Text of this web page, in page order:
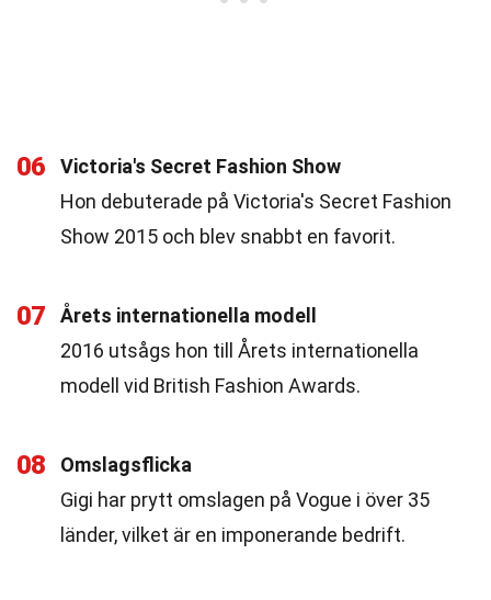
06
Victoria's Secret Fashion Show
Hon debuterade på Victoria's Secret Fashion
Show 2015 och blev snabbt en favorit.
07
Årets internationella modell
2016 utsågs hon till Årets internationella
modell vid British Fashion Awards.
08
Omslagsflicka
Gigi har prytt omslagen på Vogue i över 35
länder, vilket är en imponerande bedrift.